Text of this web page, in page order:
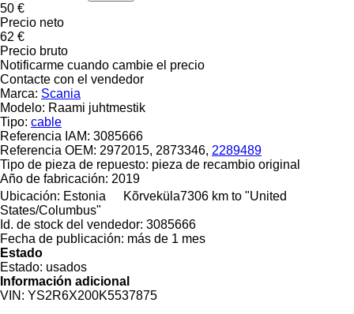
50 €
Precio neto
62 €
Precio bruto
Notificarme cuando cambie el precio
Contacte con el vendedor
Marca: Scania
Modelo: Raami juhtmestik
Tipo: cable
Referencia IAM: 3085666
Referencia OEM: 2972015, 2873346, 2289489
Tipo de pieza de repuesto: pieza de recambio original
Año de fabricación: 2019
Ubicación: Estonia Kõrveküla7306 km to "United
States/Columbus"
Id. de stock del vendedor: 3085666
Fecha de publicación: más de 1 mes
Estado
Estado: usados
Información adicional
VIN: YS2R6X200K5537875